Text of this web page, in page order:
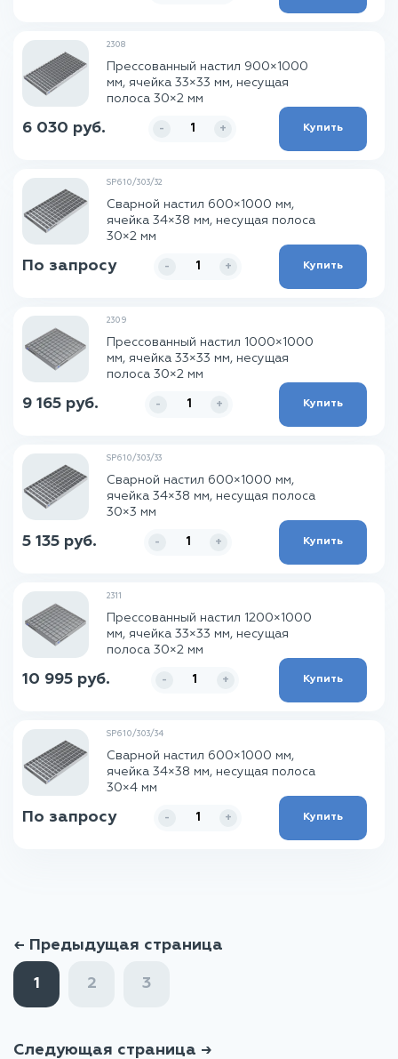
2308
Прессованный настил 900×1000
мм, ячейка 33×33 мм, несущая
полоса 30×2 мм
6 030 руб. - + Купить
SP610/303/32
Сварной настил 600×1000 мм,
ячейка 34×38 мм, несущая полоса
30×2 мм
По запросу - + Купить
2309
Прессованный настил 1000×1000
мм, ячейка 33×33 мм, несущая
полоса 30×2 мм
9 165 руб. - + Купить
SP610/303/33
Сварной настил 600×1000 мм,
ячейка 34×38 мм, несущая полоса
30×3 мм
5 135 руб. - + Купить
2311
Прессованный настил 1200×1000
мм, ячейка 33×33 мм, несущая
полоса 30×2 мм
10 995 руб. - + Купить
SP610/303/34
Сварной настил 600×1000 мм,
ячейка 34×38 мм, несущая полоса
30×4 мм
По запросу - + Купить
← Предыдущая страница
1 2 3
Следующая страница →